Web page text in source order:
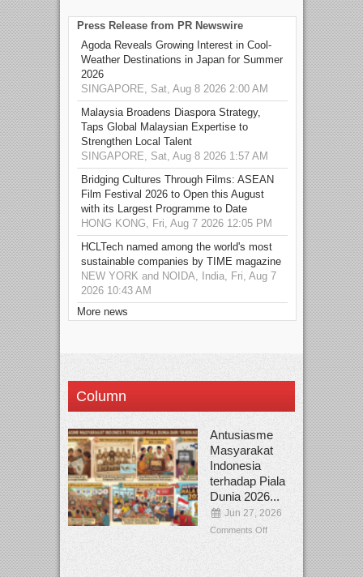
Press Release from PR Newswire
Agoda Reveals Growing Interest in Cool-
Weather Destinations in Japan for Summer
2026
SINGAPORE, Sat, Aug 8 2026 2:00 AM
Malaysia Broadens Diaspora Strategy,
Taps Global Malaysian Expertise to
Strengthen Local Talent
SINGAPORE, Sat, Aug 8 2026 1:57 AM
Bridging Cultures Through Films: ASEAN
Film Festival 2026 to Open this August
with its Largest Programme to Date
HONG KONG, Fri, Aug 7 2026 12:05 PM
HCLTech named among the world's most
sustainable companies by TIME magazine
NEW YORK and NOIDA, India, Fri, Aug 7
2026 10:43 AM
More news
Column
Antusiasme
Masyarakat
Indonesia
terhadap Piala
Dunia 2026...
Jun 27, 2026
Comments Off